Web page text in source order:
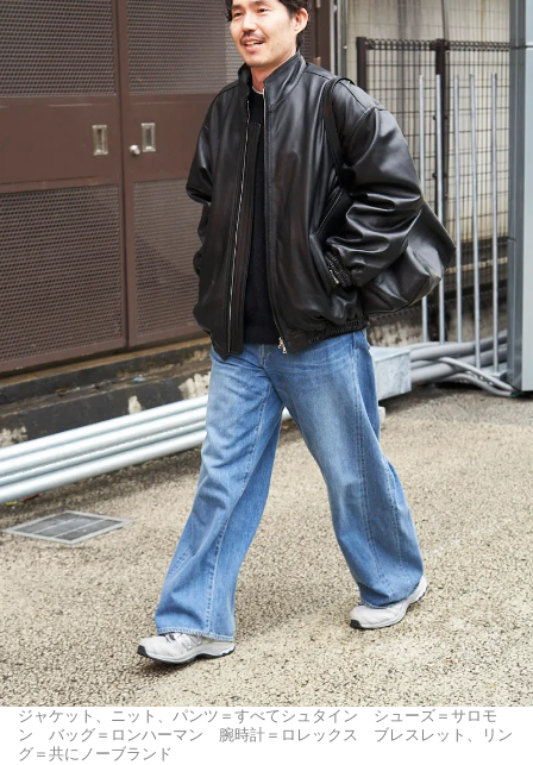
ジャケット、ニット、パンツ＝すべてシュタイン シューズ＝サロモ
ン バッグ＝ロンハーマン 腕時計＝ロレックス ブレスレット、リン
グ＝共にノーブランド